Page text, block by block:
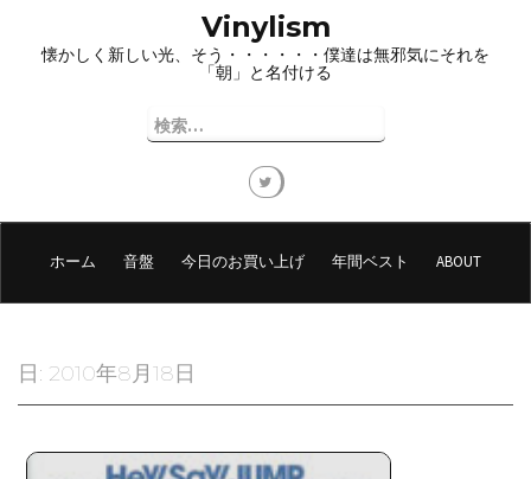
プ
Vinylism
懐かしく新しい光、そう・・・・・・僕達は無邪気にそれを
「朝」と名付ける
検
索:
ホーム 音盤 今日のお買い上げ 年間ベスト ABOUT
日: 2010年8月18日